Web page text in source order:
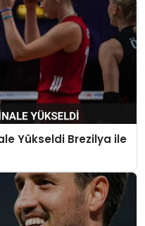
Yükseldi Brezilya ile